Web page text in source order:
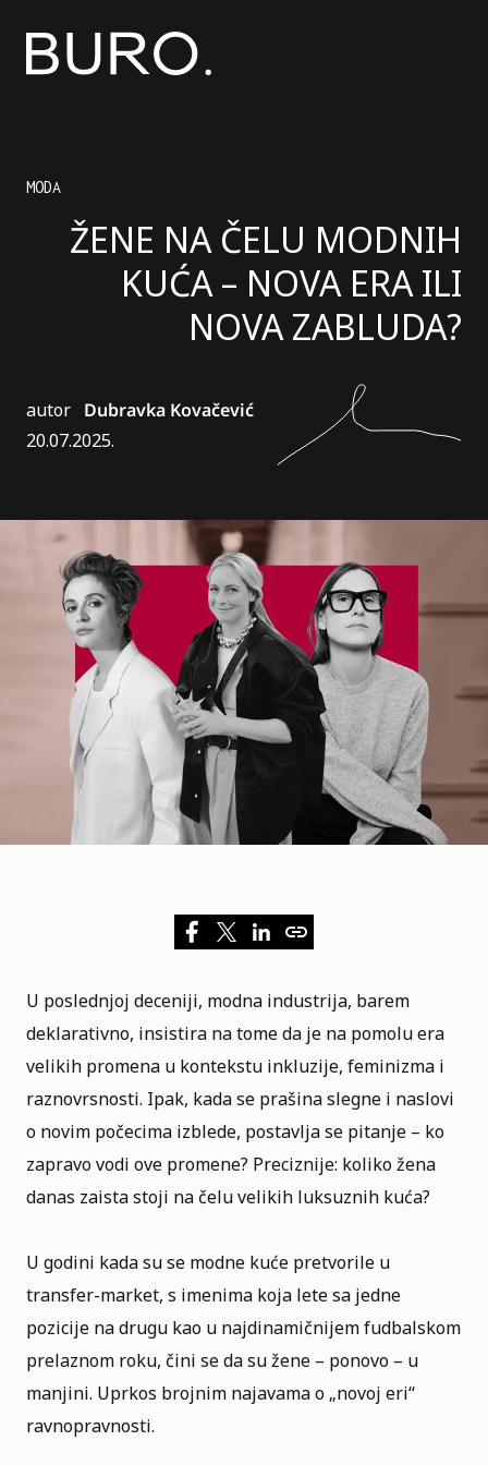
MODA
ŽENE NA ČELU MODNIH
KUĆA – NOVA ERA ILI
NOVA ZABLUDA?
autor Dubravka Kovačević
20.07.2025.
U poslednjoj deceniji, modna industrija, barem
deklarativno, insistira na tome da je na pomolu era
velikih promena u kontekstu inkluzije, feminizma i
raznovrsnosti. Ipak, kada se prašina slegne i naslovi
o novim počecima izblede, postavlja se pitanje – ko
zapravo vodi ove promene? Preciznije: koliko žena
danas zaista stoji na čelu velikih luksuznih kuća?
U godini kada su se modne kuće pretvorile u
transfer-market, s imenima koja lete sa jedne
pozicije na drugu kao u najdinamičnijem fudbalskom
prelaznom roku, čini se da su žene – ponovo – u
manjini. Uprkos brojnim najavama o „novoj eri“
ravnopravnosti.